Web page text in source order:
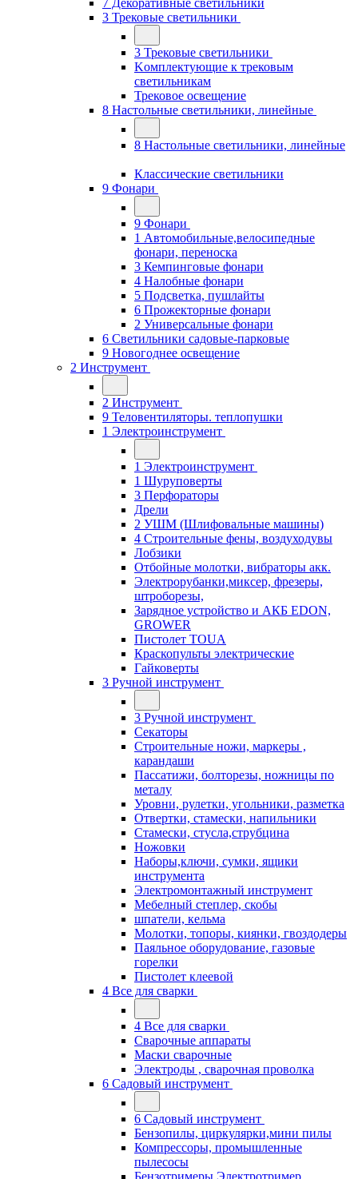
7 Декоративные светильники
3 Трековые светильники
3 Трековые светильники
Kомплектующие к трековым
светильникам
Трековое освещение
8 Настольные светильники, линейные
8 Настольные светильники, линейные
Классические светильники
9 Фонари
9 Фонари
1 Автомобильные,велосипедные
фонари, переноска
3 Кемпинговые фонари
4 Налобные фонари
5 Подсветка, пушлайты
6 Прожекторные фонари
2 Универсальные фонари
6 Светильники садовые-парковые
9 Новогоднее освещение
2 Инструмент
2 Инструмент
9 Теловентиляторы. теплопушки
1 Электроинструмент
1 Электроинструмент
1 Шуруповерты
3 Перфораторы
Дрели
2 УШМ (Шлифовальные машины)
4 Строительные фены, воздуходувы
Лобзики
Отбойные молотки, вибраторы акк.
Электрорубанки,миксер, фрезеры,
штроборезы,
Зарядное устройство и АКБ EDON,
GROWER
Пистолет TOUA
Краскопульты электрические
Гайковерты
3 Ручной инструмент
3 Ручной инструмент
Cекаторы
Строительные ножи, маркеры ,
карандаши
Пассатижи, болторезы, ножницы по
металу
Уровни, рулетки, угольники, разметка
Отвертки, стамески, напильники
Стамески, стусла,струбцина
Ножовки
Наборы,ключи, сумки, ящики
инструмента
Электромонтажный инструмент
Мебелный степлер, скобы
шпатели, кельма
Молотки, топоры, киянки, гвоздодеры
Паяльное оборудование, газовые
горелки
Пистолет клеевой
4 Все для сварки
4 Все для сварки
Сварочные аппараты
Маски сварочные
Электроды , сварочная проволка
6 Садовый инструмент
6 Садовый инструмент
Бензопилы, циркулярки,мини пилы
Компрессоры, промышленные
пылесосы
Бензотримеры,Электротример,